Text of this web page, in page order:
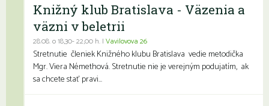
Knižný klub Bratislava - Väzenia a
väzni v beletrii
28.08. o 18,30- 22,00 h. | Vavilovova 26
Stretnutie členiek Knižného klubu Bratislava vedie metodička
Mgr. Viera Némethová. Stretnutie nie je verejným podujatím, ak
sa chcete stať pravi...